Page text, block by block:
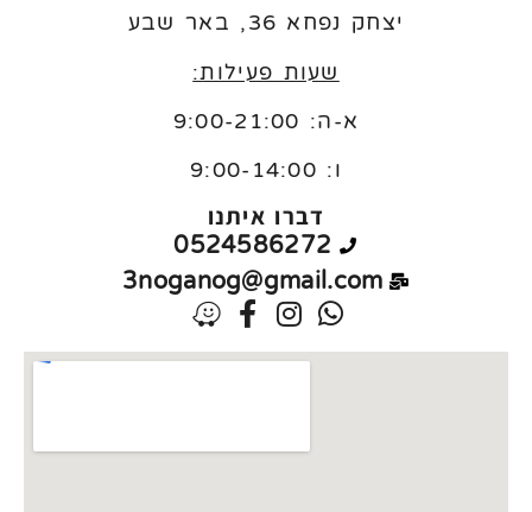
יצחק נפחא 36, באר שבע
שעות פעילות:
א-ה: 9:00-21:00
ו: 9:00-14:00
דברו איתנו
0524586272
3noganog@gmail.com